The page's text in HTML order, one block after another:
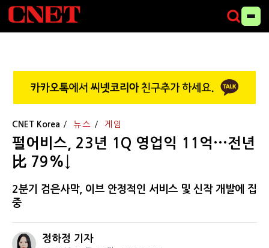
CNET Korea 뉴스 게임
펄어비스, 23년 1Q 영업익 11억···전년
比 79%↓
2분기 검은사막, 이브 안정적인 서비스 및 신작 개발에 집
중
정하정 기자